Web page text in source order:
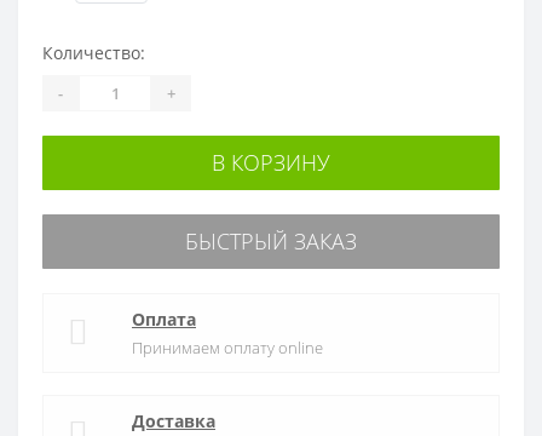
Количество:
- +
В КОРЗИНУ
БЫСТРЫЙ ЗАКАЗ
Оплата
Принимаем оплату online
Доставка